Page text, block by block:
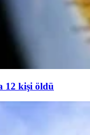
12 kişi öldü